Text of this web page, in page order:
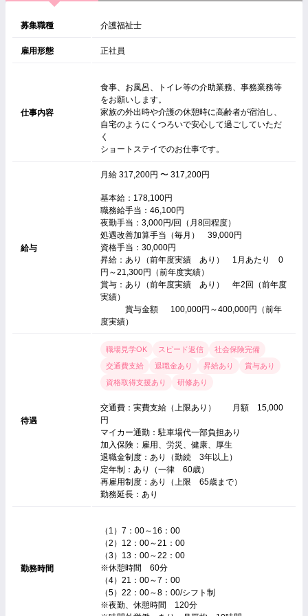
募集職種 介護福祉士
雇用形態 正社員
仕事内容
食事、お風呂、トイレ等の介助業務、事務業務等
をお願いします。
家族の外出時や介護の休憩時に高齢者が宿泊し、
自宅のようにくつろいで安心して過ごしていただ
く
ショートステイでのお仕事です。
給与
月給 317,200円 〜 317,200円
基本給：178,100円
職務給手当：46,100円
夜勤手当：3,000円/回（月8回程度）
処遇改善加算手当（毎月） 39,000円
資格手当：30,000円
昇給：あり（前年度実績 あり） 1月あたり 0
円～21,300円（前年度実績）
賞与：あり（前年度実績 あり） 年2回（前年度
実績）
賞与金額 100,000円～400,000円（前年
度実績）
待遇
職場見学OK スピード返信
社会保険完備
交通費支給
退職金あり 昇給あり
賞与あり
資格取得支援あり
研修あり
交通費：実費支給（上限あり） 月額 15,000
円
マイカー通勤：駐車場代一部負担あり
加入保険：雇用、労災、健康、厚生
退職金制度：あり（勤続 3年以上）
定年制：あり（一律 60歳）
再雇用制度：あり（上限 65歳まで）
勤務延長：あり
勤務時間
（1）7：00～16：00
（2）12：00～21：00
（3）13：00～22：00
※休憩時間 60分
（4）21：00～7：00
（5）22：00～8：00/シフト制
※夜勤、休憩時間 120分